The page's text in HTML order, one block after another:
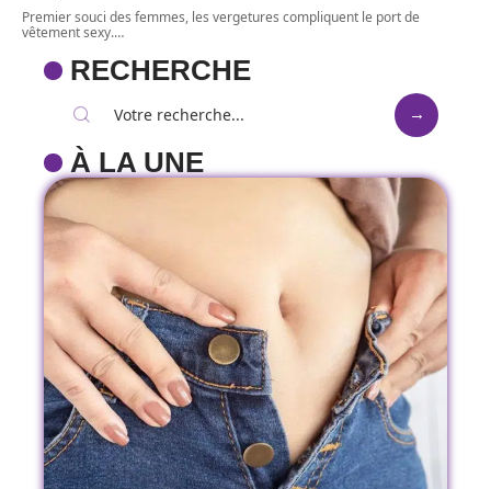
Premier souci des femmes, les vergetures compliquent le port de
vêtement sexy.…
RECHERCHE
À LA UNE